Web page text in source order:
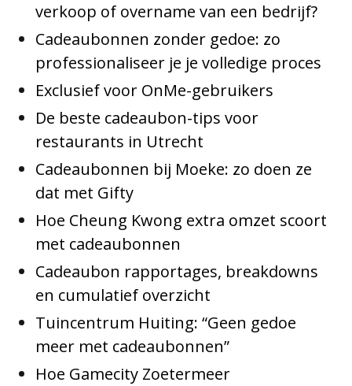
verkoop of overname van een bedrijf?
Cadeaubonnen zonder gedoe: zo
professionaliseer je je volledige proces
Exclusief voor OnMe-gebruikers
De beste cadeaubon-tips voor
restaurants in Utrecht
Cadeaubonnen bij Moeke: zo doen ze
dat met Gifty
Hoe Cheung Kwong extra omzet scoort
met cadeaubonnen
Cadeaubon rapportages, breakdowns
en cumulatief overzicht
Tuincentrum Huiting: “Geen gedoe
meer met cadeaubonnen”
Hoe Gamecity Zoetermeer